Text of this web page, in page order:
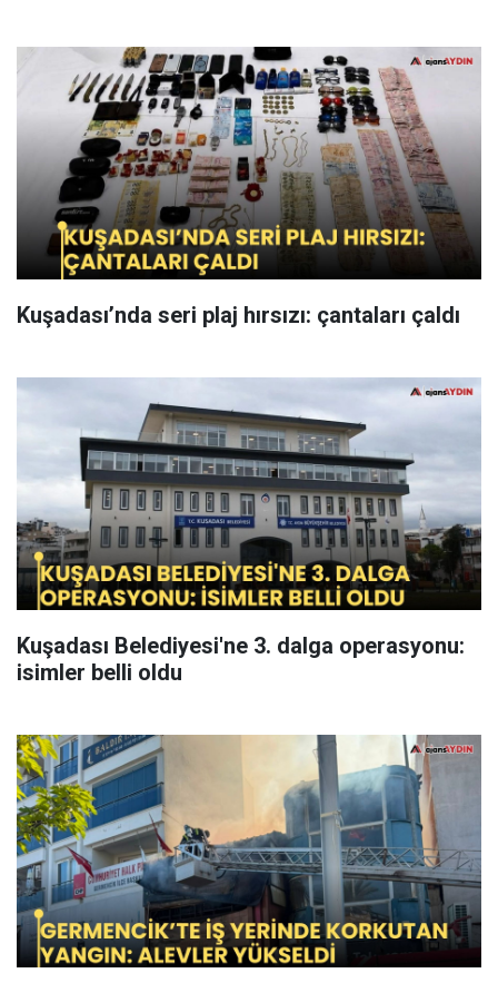
Kuşadası’nda seri plaj hırsızı: çantaları çaldı
Kuşadası Belediyesi'ne 3. dalga operasyonu:
isimler belli oldu